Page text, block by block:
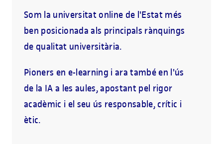
Som la universitat online de l'Estat més
ben posicionada als principals rànquings
de qualitat universitària.
Pioners en e-learning i ara també en l'ús
de la IA a les aules, apostant pel rigor
acadèmic i el seu ús responsable, crític i
ètic.